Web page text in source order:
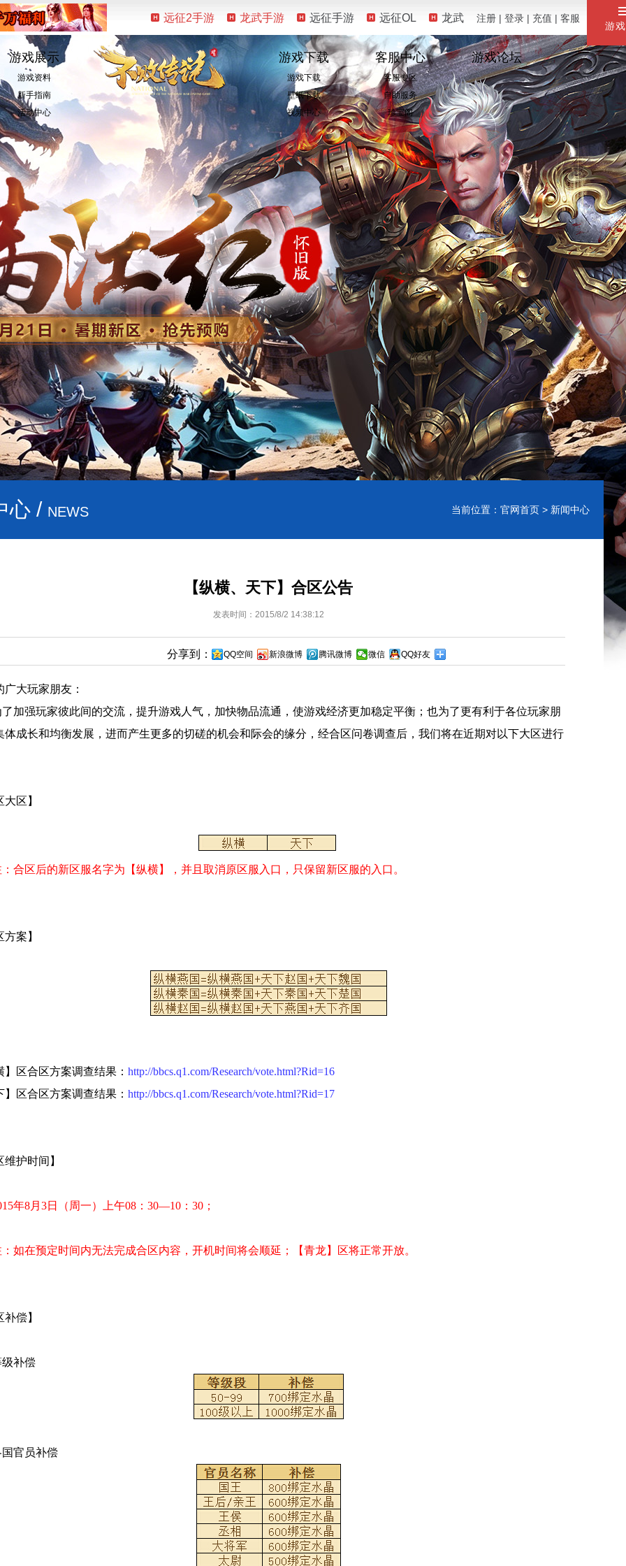
游
远征2手游 龙武手游 远征手游 远征OL 龙武 注册 | 登录 | 充值 | 客服
游戏展示
游戏资料
新手指南
活动中心
游戏下载
游戏下载
壁纸下载
视频中心
客服中心
客服专区
自助服务
珍宝阁
游戏论坛
心 / NEWS 当前位置： 官网首页 > 新闻中心
【纵横、天下】合区公告
发表时间：2015/8/2 14:38:12
分享到： QQ空间 新浪微博 腾讯微博 微信 QQ好友
广大玩家朋友：
强玩家彼此间的交流，提升游戏人气，加快物品流通，使游戏经济更加稳定平衡；也为了更有利于各位玩家朋
体成长和均衡发展，进而产生更多的切磋的机会和际会的缘分，经合区问卷调查后，我们将在近期对以下大区进行
区】
合区后的新区服名字为【纵横】，并且取消原区服入口，只保留新区服的入口。
案】
】区合区方案调查结果： http://bbcs.q1.com/Research/vote.html?Rid=16
】区合区方案调查结果： http://bbcs.q1.com/Research/vote.html?Rid=17
维护时间】
年8月3日（周一）上午08：30—10：30；
如在预定时间内无法完成合区内容，开机时间将会顺延；【青龙】区将正常开放。
补偿】
补偿
员补偿